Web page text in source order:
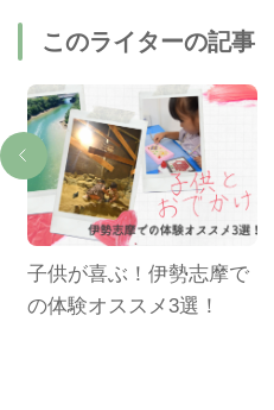
このライターの記事
子供が喜ぶ！伊勢志摩で
の体験オススメ3選！